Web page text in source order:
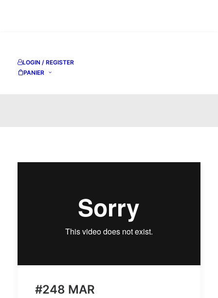
LOGIN / REGISTER
PANIER
#248 MAR